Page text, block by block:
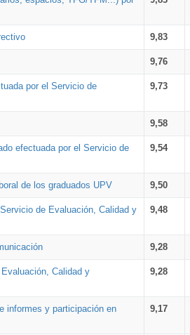
9,83
9,76
por el Servicio de
9,73
9,58
efectuada por el Servicio de
9,54
de los graduados UPV 9,50
de Evaluación, Calidad y
9,48
9,28
Calidad y
9,28
informes y participación en
9,17